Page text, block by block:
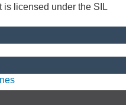
is licensed under the SIL